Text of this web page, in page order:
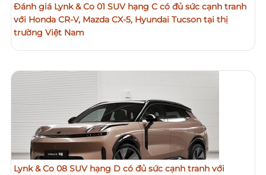
Đánh giá Lynk & Co 01 SUV hạng C có đủ sức cạnh tranh
với Honda CR-V, Mazda CX-5, Hyundai Tucson tại thị
trường Việt Nam
Lynk & Co 08 SUV hạng D có đủ sức cạnh tranh với